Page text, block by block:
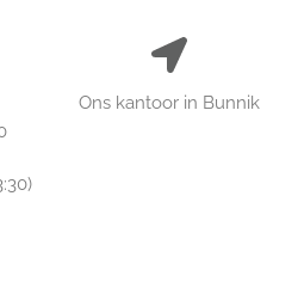
Ons kantoor in Bunnik​